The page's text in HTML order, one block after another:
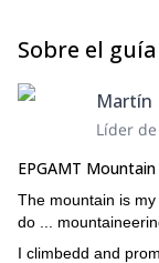
Sobre el guía
Martín
Líder
EPGAMT
The mountain is
do ...
I climbedd and